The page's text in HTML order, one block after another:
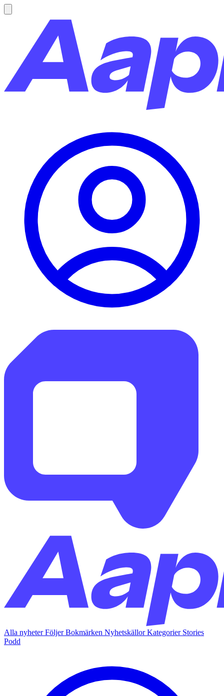
Alla nyheterFöljerBokmärken NyhetskällorKategorier Stories
Podd